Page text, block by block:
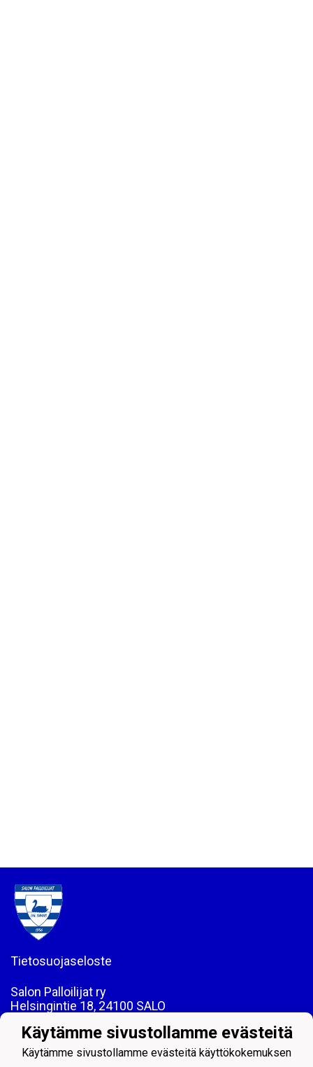
Tietosuojaseloste
Salon Palloilijat ry
Helsingintie 18, 24100 SALO
email: toimisto@salpa.net
LY 0139538-2
Käytämme sivustollamme evästeitä
Käytämme sivustollamme evästeitä käyttökokemuksen